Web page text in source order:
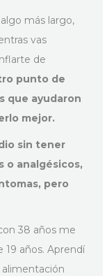
más largo,
vas
de
punto de
que ayudaron
mejor.
sin tener
o analgésicos,
pero
38 años me
años. Aprendí
alimentación